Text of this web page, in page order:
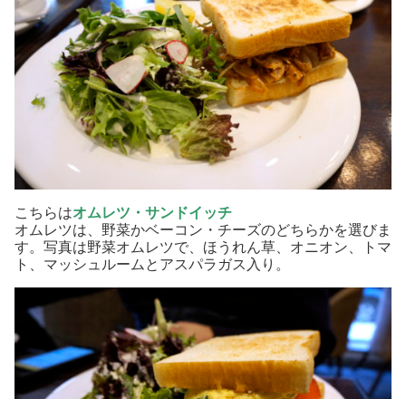
こちらはオムレツ・サンドイッチ
オムレツは、野菜かベーコン・チーズのどちらかを選びま
す。写真は野菜オムレツで、ほうれん草、オニオン、トマ
ト、マッシュルームとアスパラガス入り。